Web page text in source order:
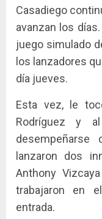
Casadiego
avanzan los
juego simulado
los lanzadores
día jueves.
Esta vez, le
Rodríguez y
desempeñarse
lanzaron dos
Anthony
trabajaron en
entrada.